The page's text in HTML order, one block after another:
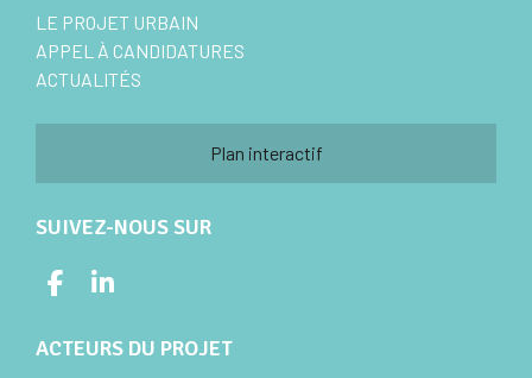
LE PROJET URBAIN
APPEL À CANDIDATURES
ACTUALITÉS
Plan interactif
SUIVEZ-NOUS SUR
ACTEURS DU PROJET